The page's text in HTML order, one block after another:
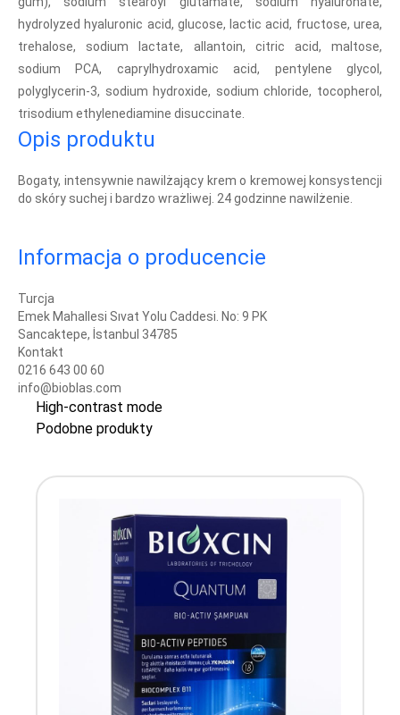
hydrolyzed hyaluronic acid, glucose, lactic acid, fructose, urea,
trehalose, sodium lactate, allantoin, citric acid, maltose,
sodium PCA, caprylhydroxamic acid, pentylene glycol,
polyglycerin-3, sodium hydroxide, sodium chloride, tocopherol,
trisodium ethylenediamine disuccinate.
Opis produktu
Bogaty, intensywnie nawilżający krem o kremowej konsystencji
do skóry suchej i bardzo wrażliwej. 24 godzinne nawilżenie.
Informacja o producencie
Turcja
Emek Mahallesi Sıvat Yolu Caddesi. No: 9 PK
Sancaktepe, İstanbul 34785
Kontakt
0216 643 00 60
info@bioblas.com
High-contrast mode
Podobne produkty